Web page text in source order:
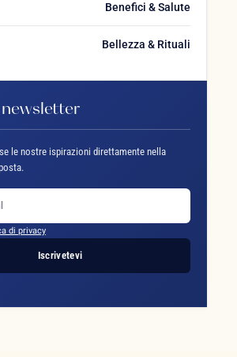
Benefici & Salute
Bellezza & Rituali
le nostre ispirazioni direttamente nella
di privacy
Iscrivetevi